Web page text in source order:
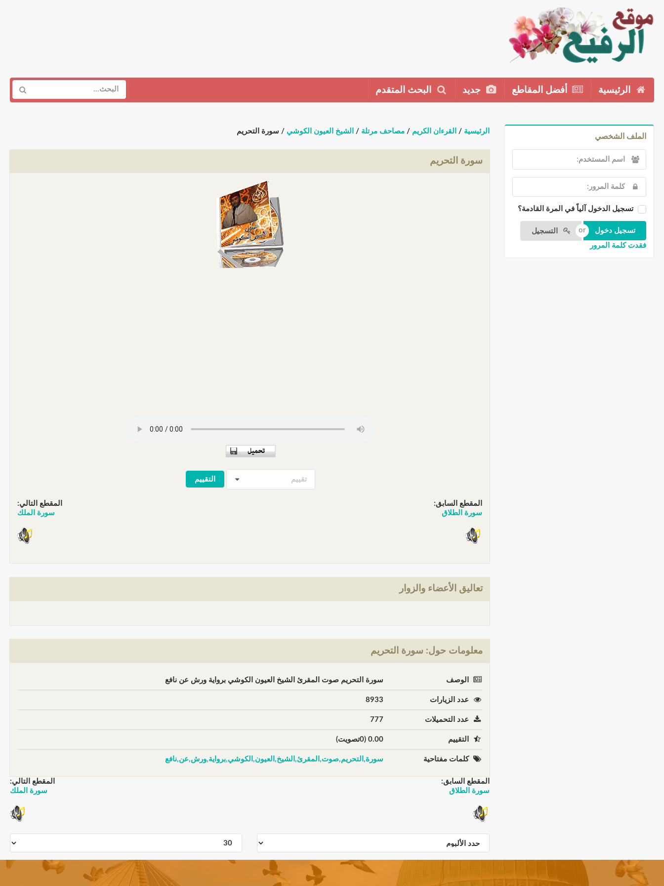
الرئيسية أفضل المقاطع جديد البحث المتقدم
الملف الشخصي
تسجيل الدخول آلياً في المرة القادمة؟
التسجيل
فقدت كلمة المرور
الرئيسية / القرءان الكريم /مصاحف مرتلة / الشيخ العيون الكوشي / سورة التحريم
سورة التحريم
تقييم
المقطع السابق:
سورة الطلاق
المقطع التالي:
سورة الملك
تعاليق الأعضاء والزوار
معلومات حول: سورة التحريم
الوصف سورة التحريم صوت المقرئ الشيخ العيون الكوشي برواية ورش عن نافع
عدد الزيارات 8933
عدد التحميلات 777
التقييم 0.00 (0تصويت)
كلمات مفتاحية سورة,التحريم,صوت,المقرئ,الشيخ,العيون,الكوشي,برواية,ورش,عن,نافع
المقطع السابق:
سورة الطلاق
المقطع التالي:
سورة الملك